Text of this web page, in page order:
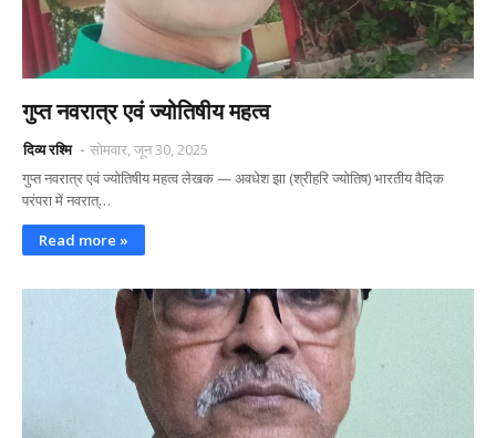
गुप्त नवरात्र एवं ज्योतिषीय महत्व
दिव्य रश्मि
सोमवार, जून 30, 2025
गुप्त नवरात्र एवं ज्योतिषीय महत्व लेखक — अवधेश झा (श्रीहरि ज्योतिष) भारतीय वैदिक
परंपरा में नवरात्…
Read more »